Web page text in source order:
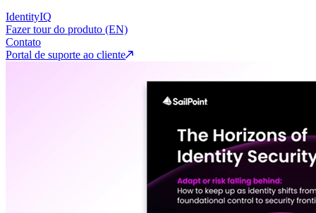
IdentityIQ
Fazer tour do produto (EN)
Contato
Portal de suporte ao cliente